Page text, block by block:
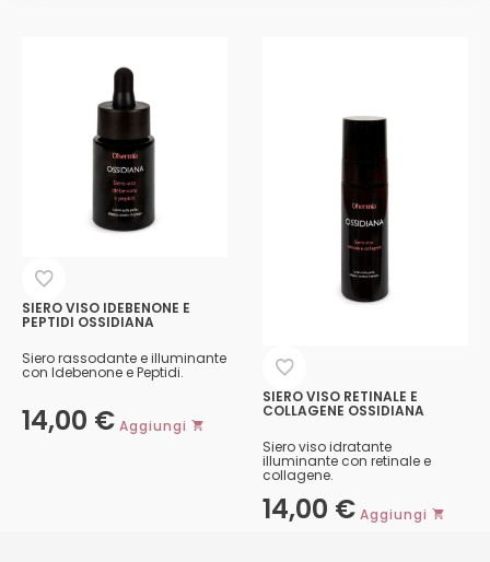
SIERO VISO IDEBENONE E
PEPTIDI OSSIDIANA
Siero rassodante e illuminante
con Idebenone e Peptidi.
14,00 € Aggiungi
SIERO VISO RETINALE E
COLLAGENE OSSIDIANA
Siero viso idratante
illuminante con retinale e
collagene.
14,00 € Aggiungi